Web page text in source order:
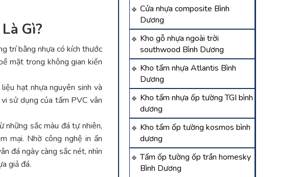
Cửa nhựa composite Bình
Dương
Kho gỗ nhựa ngoài trời
southwood Bình Dương
Kho tấm nhựa Atlantis Bình
Dương
Kho tấm nhựa ốp tường TGI bình
dương
Kho tấm ốp tường kosmos bình
dương
Tấm ốp tường ốp trần homesky
Bình Dương
Gì?
trí bằng nhựa có kích thước
mặt trong không gian kiến
hạt nhựa nguyên sinh và
sử dụng của tấm PVC vân
sắc màu đá tự nhiên,
mại. Nhờ công nghệ in ấn
đá ngày càng sắc nét, nhìn
giả đá.